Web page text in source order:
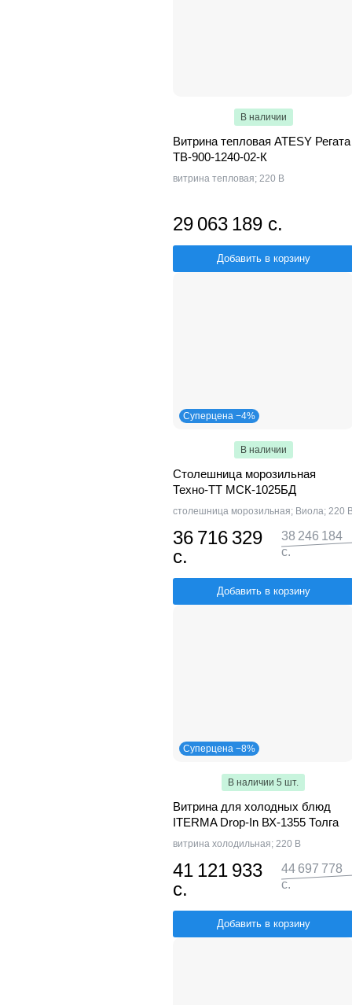
В наличии
Витрина тепловая ATESY Регата
ТВ-900-1240-02-К
витрина тепловая; 220 В
29 063 189 с.
Добавить в корзину
Суперцена −4%
В наличии
Столешница морозильная
Техно-ТТ МСК-1025БД
столешница морозильная; Виола; 220
36 716 329
с.
38 246 184
с.
Добавить в корзину
Суперцена −8%
В наличии 5 шт.
Витрина для холодных блюд
ITERMA Drop-In ВХ-1355 Толга
витрина холодильная; 220 В
41 121 933
с.
44 697 778
с.
Добавить в корзину